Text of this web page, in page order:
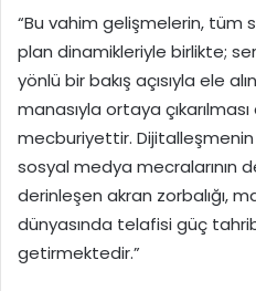
“Bu vahim gelişmelerin, tüm
plan dinamikleriyle birlikte;
yönlü bir bakış açısıyla ele
manasıyla ortaya
mecburiyettir. Dijitalleşmenin
sosyal medya mecralarının
derinleşen akran zorbalığı,
dünyasında telafisi güç
getirmektedir.”